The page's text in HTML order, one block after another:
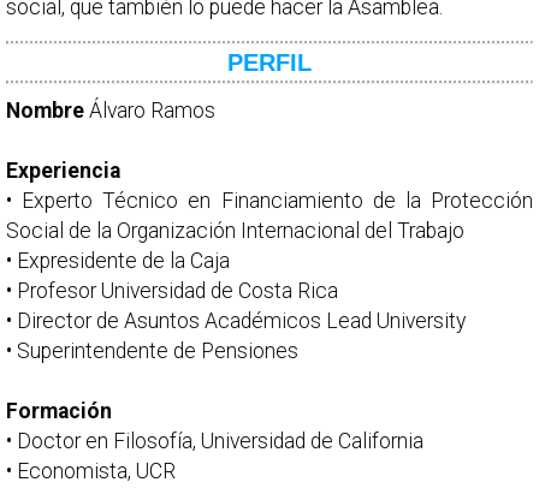
social, que también lo puede hacer la Asamblea.
PERFIL
Nombre Álvaro Ramos
Experiencia
• Experto Técnico en Financiamiento de la Protección
Social de la Organización Internacional del Trabajo
• Expresidente de la Caja
• Profesor Universidad de Costa Rica
• Director de Asuntos Académicos Lead University
• Superintendente de Pensiones
Formación
• Doctor en Filosofía, Universidad de California
• Economista, UCR